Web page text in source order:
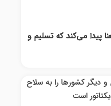
پیدا می‌کند که تسلیم و